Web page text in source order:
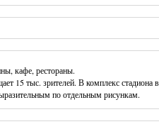
кафе, рестораны.
15 тыс. зрителей. В комплекс
по отдельным рисункам.